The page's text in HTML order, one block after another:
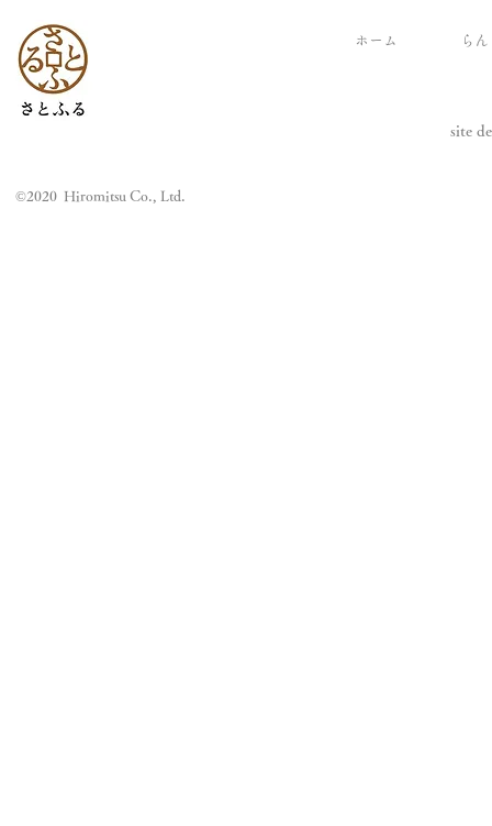
ホーム ら
site
©️2020 Hiromitsu Co., Ltd.